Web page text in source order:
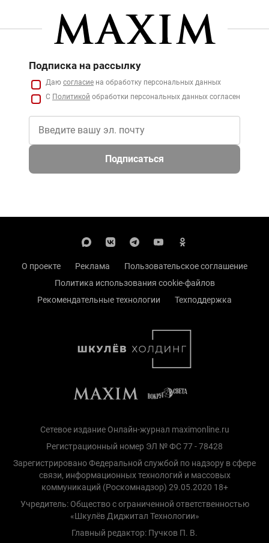
Подписка на рассылку
Даю согласие на обработку персональных данных
С Политикой обработки персональных данных согласен
Подписаться
О проекте Реклама
Пользовательское соглашение
Политика использования cookie-файлов
Рекомендательные технологии
Техподдержка
Сетевое издание Онлайн-журнал maximonline.ru
Регистрационный номер ЭЛ № ФС 77 - 78428
Зарегистрировано Федеральной службой по надзору в сфере
связи, информационных технологий и массовых
коммуникаций (Роскомнадзор) 29.05.2020 18+
Учредитель: Общество с ограниченной ответственностью
«Шкулёв Диджитал Технологии»
Главный редактор: Пучков П. В.